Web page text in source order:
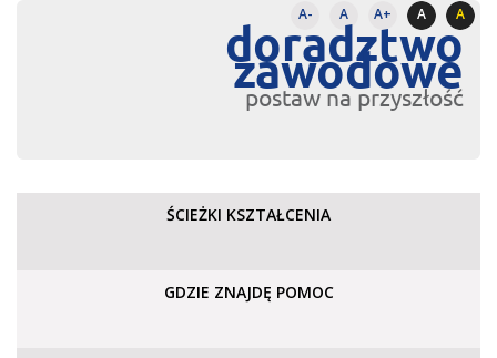
A- A A+ A A
doradztwo
zawodowe
postaw na przyszłość
ŚCIEŻKI KSZTAŁCENIA
GDZIE ZNAJDĘ POMOC